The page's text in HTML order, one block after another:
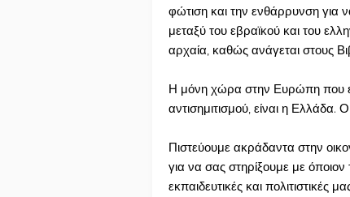
φώτιση και την ενθάρρυνση για
μεταξύ του εβραϊκού και του
αρχαία, καθώς ανάγεται στους
Η μόνη χώρα στην Ευρώπη που
αντισημιτισμού, είναι η Ελλάδα.
Πιστεύουμε ακράδαντα στην
για να σας στηρίξουμε με
εκπαιδευτικές και πολιτιστικές